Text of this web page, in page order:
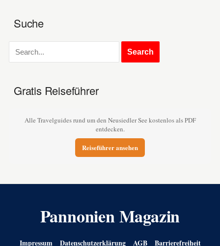
Suche
Gratis Reiseführer
Alle Travelguides rund um den Neusiedler See kostenlos als PDF
entdecken.
Reiseführer ansehen
Pannonien Magazin
Impressum Datenschutzerklärung AGB Barrierefreiheit